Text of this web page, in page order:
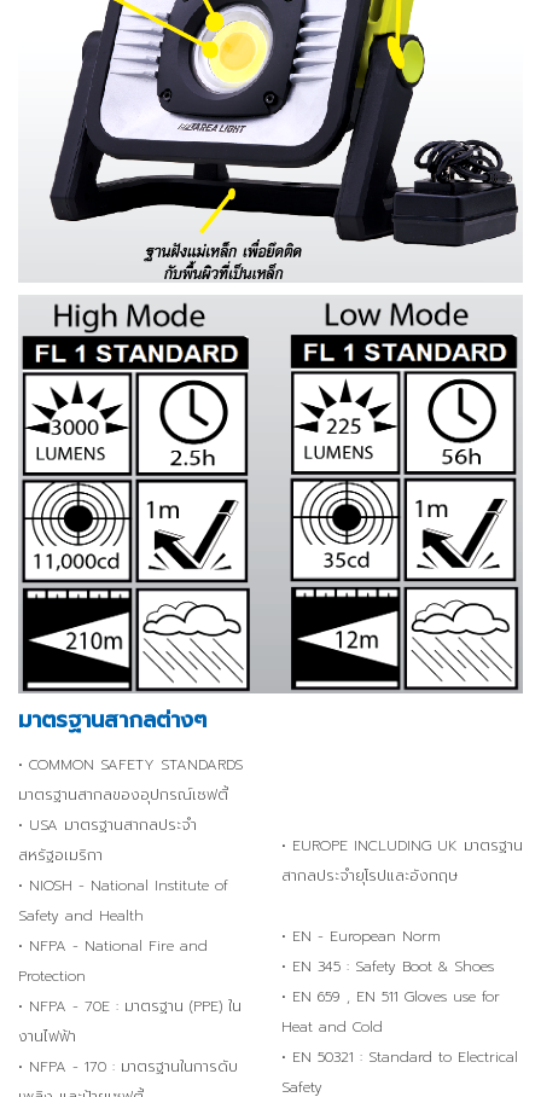
มาตรฐานสากลต่างๆ
• COMMON SAFETY STANDARDS
มาตรฐานสากลของอุปกรณ์เซฟตี้
• USA มาตรฐานสากลประจำ
สหรัฐอเมริกา
• NIOSH - National Institute of
Safety and Health
• NFPA - National Fire and
Protection
• NFPA - 70E : มาตรฐาน (PPE) ใน
งานไฟฟ้า
• NFPA - 170 : มาตรฐานในการดับ
• EUROPE INCLUDING UK มาตรฐาน
สากลประจำยุโรปและอังกฤษ
• EN - European Norm
• EN 345 : Safety Boot & Shoes
• EN 659 , EN 511 Gloves use for
Heat and Cold
• EN 50321 : Standard to Electrical
Safety